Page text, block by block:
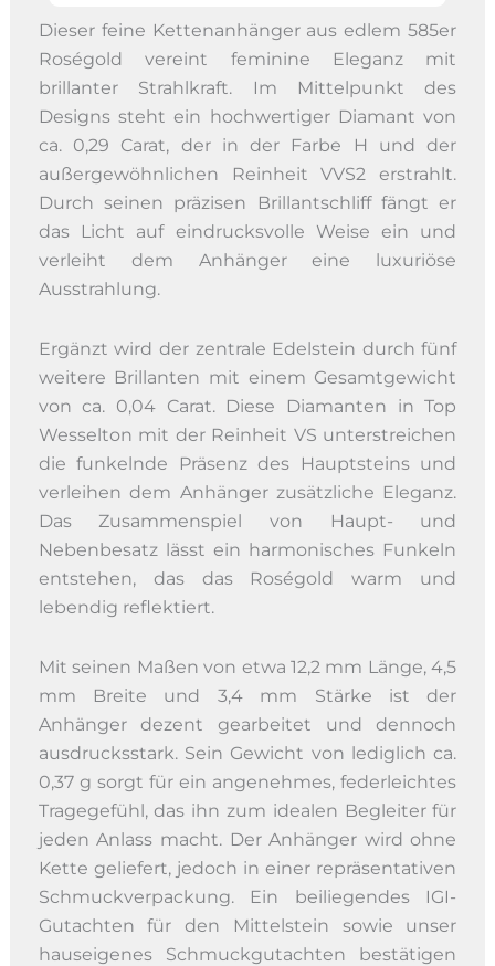
Dieser feine Kettenanhänger aus edlem 585er
Roségold vereint feminine Eleganz mit
brillanter Strahlkraft. Im Mittelpunkt des
Designs steht ein hochwertiger Diamant von
ca. 0,29 Carat, der in der Farbe H und der
außergewöhnlichen Reinheit VVS2 erstrahlt.
Durch seinen präzisen Brillantschliff fängt er
das Licht auf eindrucksvolle Weise ein und
verleiht dem Anhänger eine luxuriöse
Ausstrahlung.
Ergänzt wird der zentrale Edelstein durch fünf
weitere Brillanten mit einem Gesamtgewicht
von ca. 0,04 Carat. Diese Diamanten in Top
Wesselton mit der Reinheit VS unterstreichen
die funkelnde Präsenz des Hauptsteins und
verleihen dem Anhänger zusätzliche Eleganz.
Das Zusammenspiel von Haupt- und
Nebenbesatz lässt ein harmonisches Funkeln
entstehen, das das Roségold warm und
lebendig reflektiert.
Mit seinen Maßen von etwa 12,2 mm Länge, 4,5
mm Breite und 3,4 mm Stärke ist der
Anhänger dezent gearbeitet und dennoch
ausdrucksstark. Sein Gewicht von lediglich ca.
0,37 g sorgt für ein angenehmes, federleichtes
Tragegefühl, das ihn zum idealen Begleiter für
jeden Anlass macht. Der Anhänger wird ohne
Kette geliefert, jedoch in einer repräsentativen
Schmuckverpackung. Ein beiliegendes IGI-
Gutachten für den Mittelstein sowie unser
hauseigenes Schmuckgutachten bestätigen